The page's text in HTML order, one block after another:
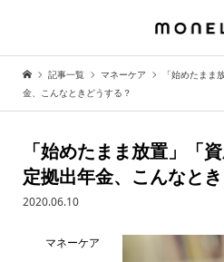
記事一覧 マネーケア
「始めたま
金、こんなときどうする？
「始めたまま放置」「
定拠出年金、こんなと
2020.06.10
マネーケア